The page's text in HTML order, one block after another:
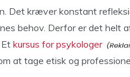
Det kræver konstant
behov. Derfor er det helt
kursus for psykologer
at tage etisk og